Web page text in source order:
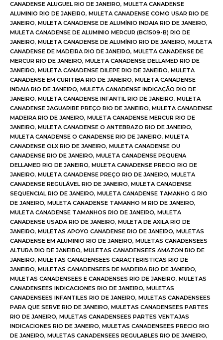
CANADENSE ALUGUEL RIO DE JANEIRO, MULETA CANADENSE
ALUMINIO RIO DE JANEIRO, MULETA CANADENSE COMO USAR RIO DE
JANEIRO, MULETA CANADENSE DE ALUMÍNIO INDAIA RIO DE JANEIRO,
MULETA CANADENSE DE ALUMINIO MERCUR (BC1509-B) RIO DE
JANEIRO, MULETA CANADENSE DE ALUMÍNIO RIO DE JANEIRO, MULETA
CANADENSE DE MADEIRA RIO DE JANEIRO, MULETA CANADENSE DE
MERCUR RIO DE JANEIRO, MULETA CANADENSE DELLAMED RIO DE
JANEIRO, MULETA CANADENSE DILEPE RIO DE JANEIRO, MULETA
CANADENSE EM CURITIBA RIO DE JANEIRO, MULETA CANADENSE
INDAIA RIO DE JANEIRO, MULETA CANADENSE INDICAÇÃO RIO DE
JANEIRO, MULETA CANADENSE INFANTIL RIO DE JANEIRO, MULETA
CANADENSE JAGUARIBE PREÇO RIO DE JANEIRO, MULETA CANADENSE
MADEIRA RIO DE JANEIRO, MULETA CANADENSE MERCUR RIO DE
JANEIRO, MULETA CANADENSE O ANTEBRAZO RIO DE JANEIRO,
MULETA CANADENSE O CANADENSE RIO DE JANEIRO, MULETA
CANADENSE OLX RIO DE JANEIRO, MULETA CANADENSE OU
CANADENSE RIO DE JANEIRO, MULETA CANADENSE PEQUENA
DELLAMED RIO DE JANEIRO, MULETA CANADENSE PRECIO RIO DE
JANEIRO, MULETA CANADENSE PREÇO RIO DE JANEIRO, MULETA
CANADENSE REGULÁVEL RIO DE JANEIRO, MULETA CANADENSE
SEQUENCIAL RIO DE JANEIRO, MULETA CANADENSE TAMANHO G RIO
DE JANEIRO, MULETA CANADENSE TAMANHO M RIO DE JANEIRO,
MULETA CANADENSE TAMANHOS RIO DE JANEIRO, MULETA
CANADENSE USADA RIO DE JANEIRO, MULETA DE AXILA RIO DE
JANEIRO, MULETAS APOYO CANADENSE RIO DE JANEIRO, MULETAS
CANADENSE EM ALUMINIO RIO DE JANEIRO, MULETAS CANADENSEES
ALTURA RIO DE JANEIRO, MULETAS CANADENSEES AMAZON RIO DE
JANEIRO, MULETAS CANADENSEES CARACTERISTICAS RIO DE
JANEIRO, MULETAS CANADENSEES DE MADEIRA RIO DE JANEIRO,
MULETAS CANADENSEES E CANADENSES RIO DE JANEIRO, MULETAS
CANADENSEES INDICACIONES RIO DE JANEIRO, MULETAS
CANADENSEES INFANTILES RIO DE JANEIRO, MULETAS CANADENSEES
PARA QUE SERVE RIO DE JANEIRO, MULETAS CANADENSEES PARTES
RIO DE JANEIRO, MULETAS CANADENSEES PARTES VENTAJAS
INDICACIONES RIO DE JANEIRO, MULETAS CANADENSEES PRECIO RIO
DE JANEIRO, MULETAS CANADENSEES REGULABLES RIO DE JANEIRO,